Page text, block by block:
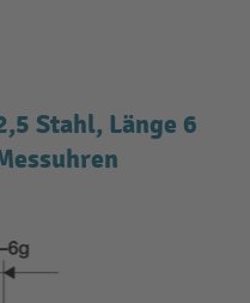
Stahl, Länge 6